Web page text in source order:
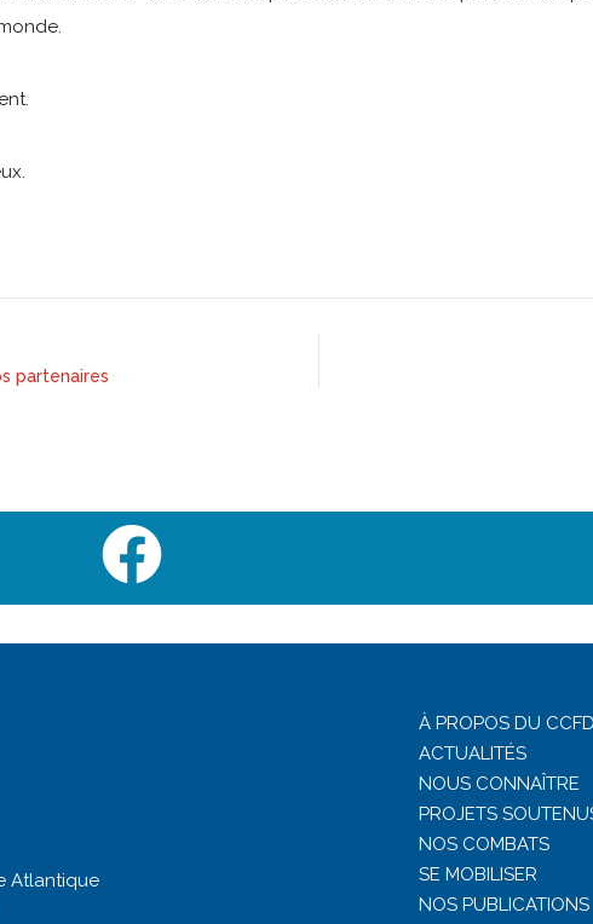
partenaires
Atlantique
À PROPOS DU
ACTUALITÉS
NOUS CONNAÎTRE
PROJETS
NOS COMBATS
SE MOBILISER
NOS PUBLICATIONS